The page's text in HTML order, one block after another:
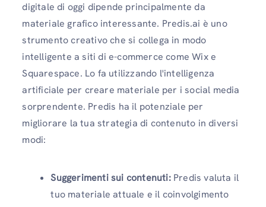
digitale di oggi dipende principalmente da
materiale grafico interessante. Predis.ai è uno
strumento creativo che si collega in modo
intelligente a siti di e-commerce come Wix e
Squarespace. Lo fa utilizzando l'intelligenza
artificiale per creare materiale per i social media
sorprendente. Predis ha il potenziale per
migliorare la tua strategia di contenuto in diversi
modi:
Suggerimenti sui contenuti:Predis valuta il
tuo materiale attuale e il coinvolgimento